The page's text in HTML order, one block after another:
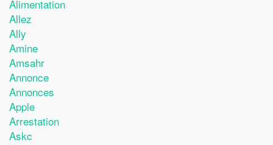
Alimentation
Allez
Ally
Amine
Amsahr
Annonce
Annonces
Apple
Arrestation
Askc